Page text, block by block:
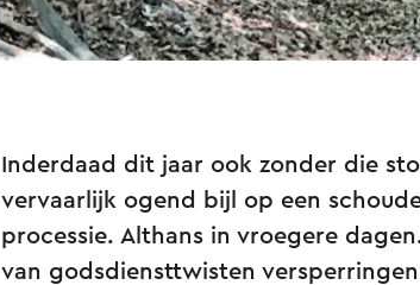
Inderdaad dit jaar ook zonder die
vervaarlijk ogend bijl op een
processie. Althans in vroegere
van godsdiensttwisten